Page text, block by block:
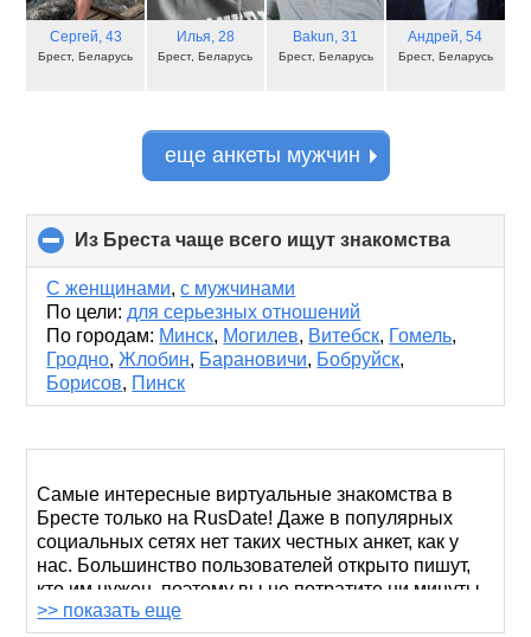
Сергей, 43
Брест, Беларусь
Илья, 28
Брест, Беларусь
Bakun, 31
Брест, Беларусь
Андрей, 54
Брест, Беларусь
еще анкеты мужчин
Из Бреста чаще всего ищут знакомства
to
С женщинами,с мужчинами
По цели: для серьезных отношений
По городам: Минск, Могилев, Витебск, Гомель,
Гродно,Жлобин, Барановичи, Бобруйск,
Борисов, Пинск
Самые интересные виртуальные знакомства в
Бресте только на RusDate! Даже в популярных
социальных сетях нет таких честных анкет, как у
нас. Большинство пользователей открыто пишут,
кто им нужен, поэтому вы не потратите ни минуты
на дежурные приветствия и бесполезное общение.
>> показать еще